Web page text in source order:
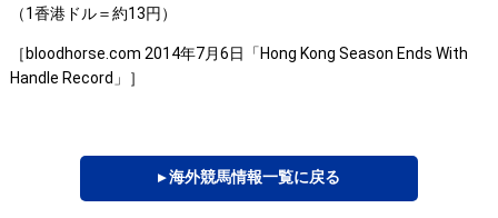
（1香港ドル＝約13円）
［bloodhorse.com 2014年7月6日「Hong Kong Season Ends With
Handle Record」］
▸ 海外競馬情報一覧に戻る